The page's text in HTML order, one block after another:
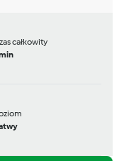
całkowity